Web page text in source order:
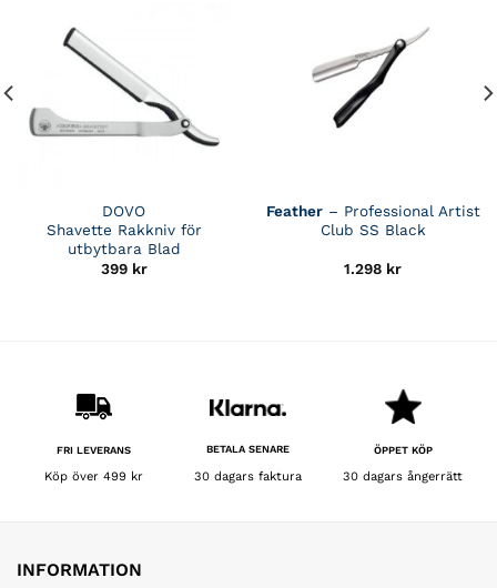
DOVO
Shavette Rakkniv för
utbytbara Blad
399 kr
Feather– Professional Artist
Club SS Black
1.298 kr
FRI LEVERANS
Köp över 499 kr
BETALA SENARE
30 dagars faktura
ÖPPET KÖP
30 dagars ångerrätt
INFORMATION